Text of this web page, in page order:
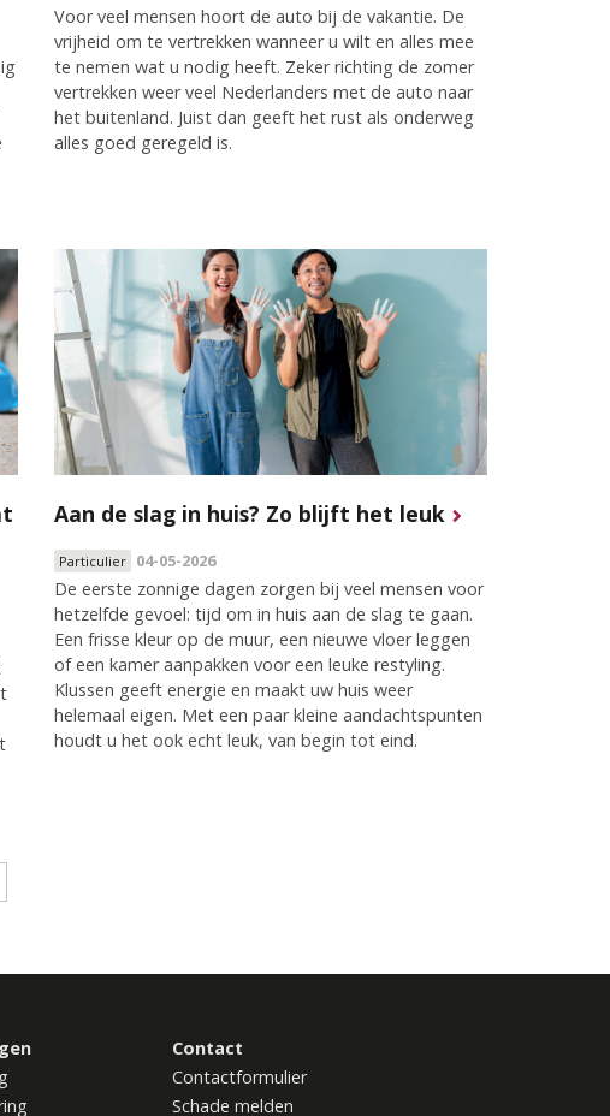
Voor veel mensen hoort de auto bij de vakantie. De
vrijheid om te vertrekken wanneer u wilt en alles mee
te nemen wat u nodig heeft. Zeker richting de zomer
vertrekken weer veel Nederlanders met de auto naar
het buitenland. Juist dan geeft het rust als onderweg
alles goed geregeld is.
Aan de slag in huis? Zo blijft het leuk
Particulier 04-05-2026
De eerste zonnige dagen zorgen bij veel mensen voor
hetzelfde gevoel: tijd om in huis aan de slag te gaan.
Een frisse kleur op de muur, een nieuwe vloer leggen
of een kamer aanpakken voor een leuke restyling.
Klussen geeft energie en maakt uw huis weer
helemaal eigen. Met een paar kleine aandachtspunten
houdt u het ook echt leuk, van begin tot eind.
Contact
Contactformulier
Schade melden